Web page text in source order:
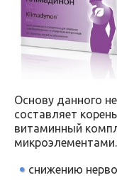
Основу данного
составляет
витаминный
снижению